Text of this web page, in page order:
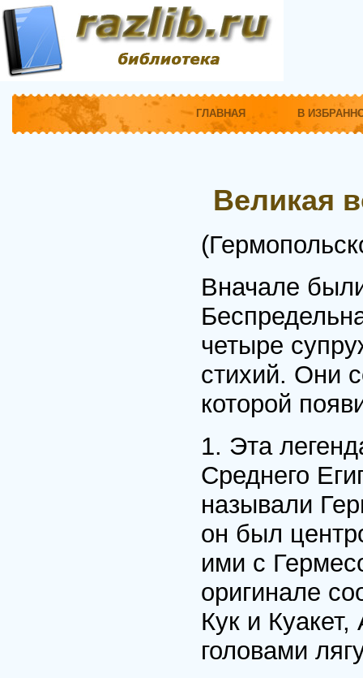
ГЛАВНАЯ В
Великая
Вначале
четыре
стихий. Они
которой
1. Эта
Среднего
называли
он был
ими с
оригинале
Кук и
головами